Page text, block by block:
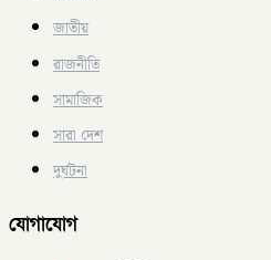
জাতীয়
রাজনীতি
সামাজিক
সারা দেশ
দুর্ঘটনা
যোগাযোগ